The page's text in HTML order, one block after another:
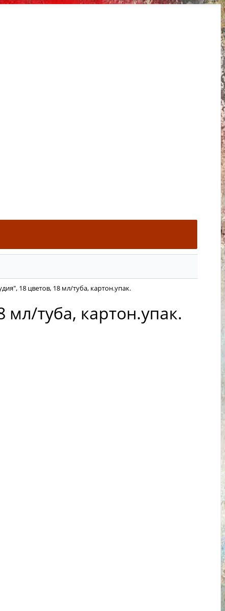
18 цветов, 18 мл/туба, картон.упак.
туба, картон.упак.